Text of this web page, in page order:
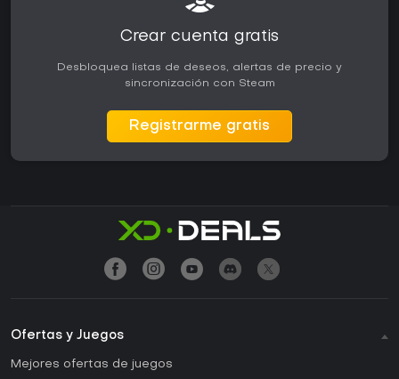
Crear cuenta gratis
Desbloquea listas de deseos, alertas de precio y
sincronización con Steam
Registrarme gratis
Ofertas y Juegos
Mejores ofertas de juegos